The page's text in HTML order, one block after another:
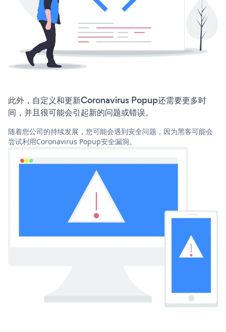
此外，自定义和更新Coronavirus Popup还需要更多时
间，并且很可能会引起新的问题或错误。
随着您公司的持续发展，您可能会遇到安全问题，因为黑客可能会
尝试利用Coronavirus Popup安全漏洞。